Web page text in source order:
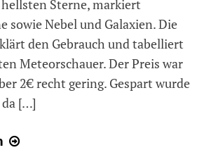
Sterne, markiert
sowie Nebel und Galaxien. Die
den Gebrauch und tabelliert
Meteorschauer. Der Preis war
2€ recht gering. Gespart wurde
da […]